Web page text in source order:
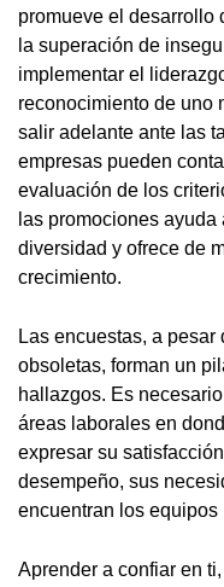
promueve el desarrollo
la superación de
implementar el
reconocimiento de uno
salir adelante ante las
empresas pueden
evaluación de los
las promociones
diversidad y ofrece de
crecimiento.
Las encuestas, a
obsoletas, forman un
hallazgos. Es
áreas laborales en
expresar su
desempeño, sus
encuentran los
Aprender a confiar en